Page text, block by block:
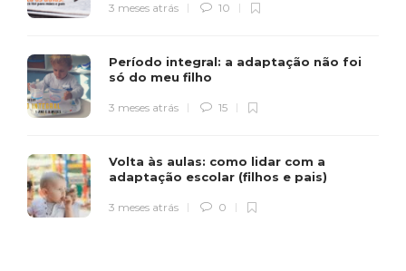
3 meses atrás 10
Período integral: a adaptação não foi
só do meu filho
3 meses atrás 15
Volta às aulas: como lidar com a
adaptação escolar (filhos e pais)
3 meses atrás 0